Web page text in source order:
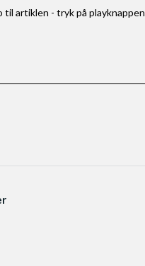
til artiklen - tryk på playknappen